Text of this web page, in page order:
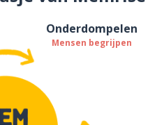
Onderdompelen
Mensen begrijpen